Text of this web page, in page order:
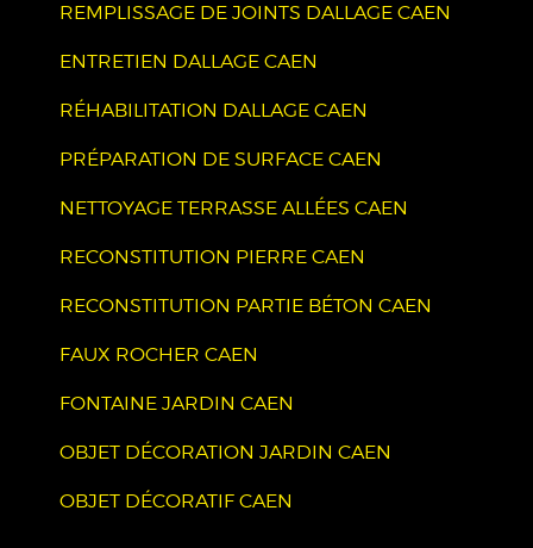
REMPLISSAGE DE JOINTS DALLAGE CAEN
ENTRETIEN DALLAGE CAEN
RÉHABILITATION DALLAGE CAEN
PRÉPARATION DE SURFACE CAEN
NETTOYAGE TERRASSE ALLÉES CAEN
RECONSTITUTION PIERRE CAEN
RECONSTITUTION PARTIE BÉTON CAEN
FAUX ROCHER CAEN
FONTAINE JARDIN CAEN
OBJET DÉCORATION JARDIN CAEN
OBJET DÉCORATIF CAEN